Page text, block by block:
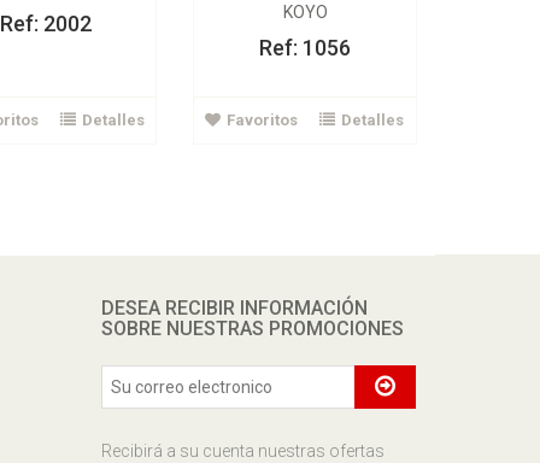
Ref: 2002
Detalles
KOYO
Ref: 1056
Favoritos Detalles
DESEA RECIBIR INFORMACIÓN
SOBRE NUESTRAS PROMOCIONES
Recibirá a su cuenta nuestras ofertas